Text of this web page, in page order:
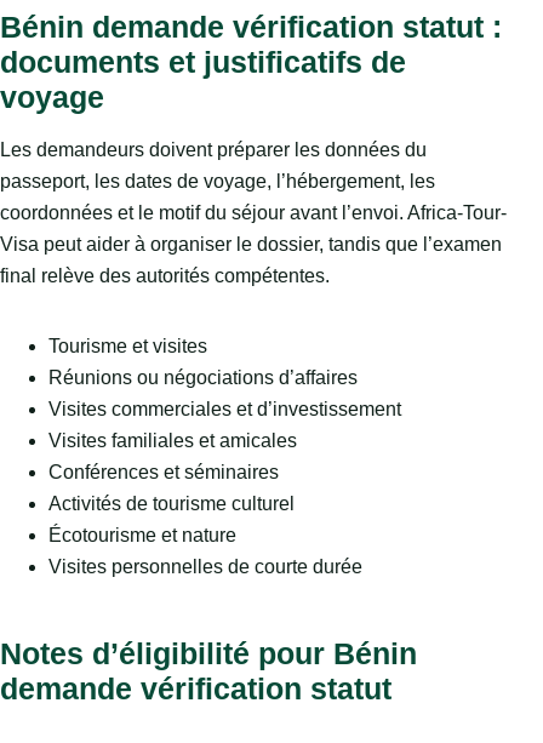
Bénin demande vérification statut :
documents et justificatifs de
voyage
Les demandeurs doivent préparer les données du
passeport, les dates de voyage, l’hébergement, les
coordonnées et le motif du séjour avant l’envoi. Africa-Tour-
Visa peut aider à organiser le dossier, tandis que l’examen
final relève des autorités compétentes.
Tourisme et visites
Réunions ou négociations d’affaires
Visites commerciales et d’investissement
Visites familiales et amicales
Conférences et séminaires
Activités de tourisme culturel
Écotourisme et nature
Visites personnelles de courte durée
Notes d’éligibilité pour Bénin
demande vérification statut